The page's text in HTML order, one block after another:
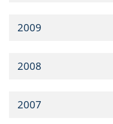
2009
2008
2007